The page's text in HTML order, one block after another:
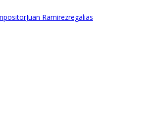
Juan Ramirezregalias